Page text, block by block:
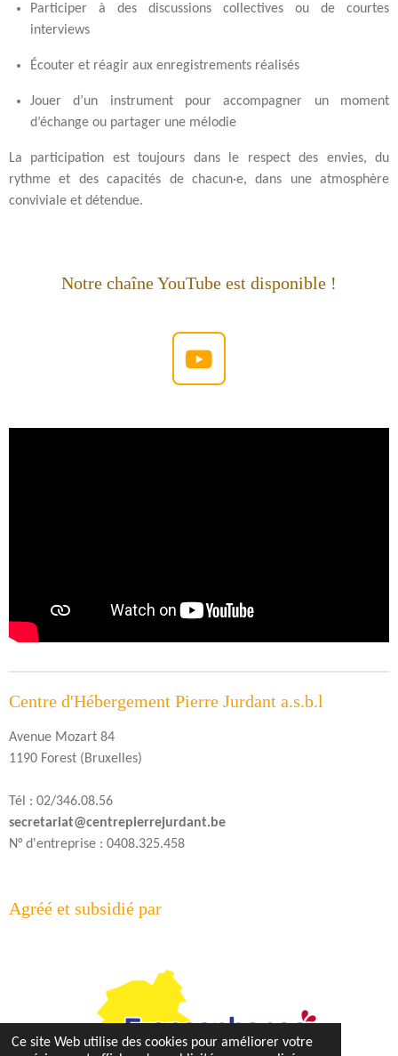
Ce site Web utilise des cookies pour améliorer votre
Participer à des discussions collectives ou de courtes
interviews
Écouter et réagir aux enregistrements réalisés
Jouer d’un instrument pour accompagner un moment
d’échange ou partager une mélodie
La participation est toujours dans le respect des envies, du
rythme et des capacités de chacun·e, dans une atmosphère
conviviale et détendue.
Notre chaîne YouTube est disponible !
Y
Centre d'Hébergement Pierre Jurdant a.s.b.l
Avenue Mozart 84
1190 Forest (Bruxelles)
Tél : 02/346.08.56
secretariat@centrepierrejurdant.be
N° d'entreprise : 0408.325.458
Agréé et subsidié par